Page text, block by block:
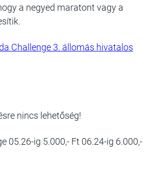
a negyed maratont vagy a
Challenge 3. állomás hivatalos
nincs lehetőség!
05.26-ig 5.000,- Ft 06.24-ig 6.000,-